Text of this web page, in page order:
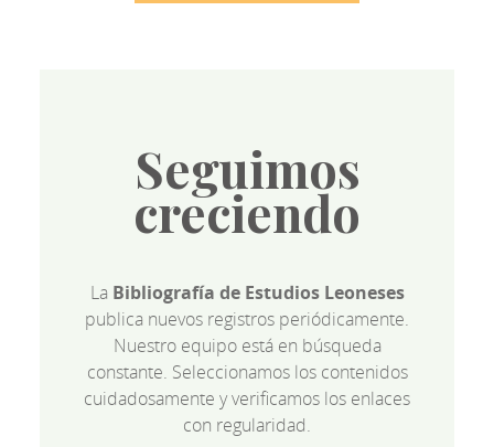
Seguimos
creciendo
La Bibliografía de Estudios Leoneses
publica nuevos registros periódicamente.
Nuestro equipo está en búsqueda
constante. Seleccionamos los contenidos
cuidadosamente y verificamos los enlaces
con regularidad.